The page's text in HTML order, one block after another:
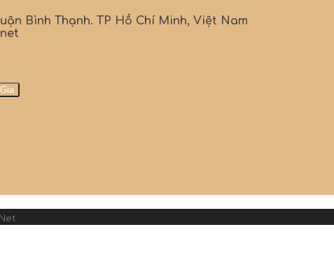
Bình Thạnh. TP Hồ Chí Minh, Việt Nam